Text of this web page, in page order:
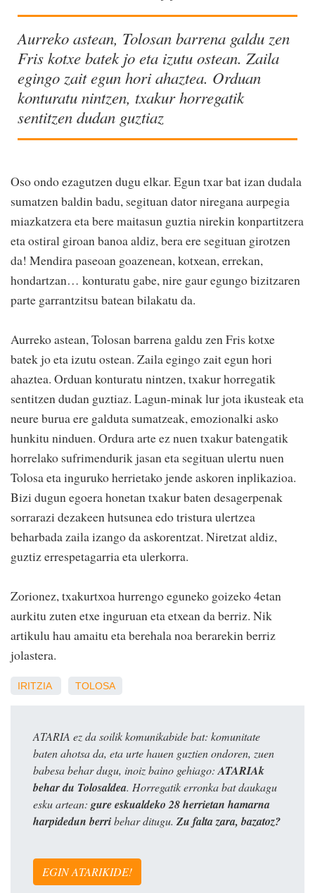
Aurreko astean, Tolosan barrena galdu zen
Fris kotxe batek jo eta izutu ostean. Zaila
egingo zait egun hori ahaztea. Orduan
konturatu nintzen, txakur horregatik
sentitzen dudan guztiaz
Oso ondo ezagutzen dugu elkar. Egun txar bat izan dudala
sumatzen baldin badu, segituan dator niregana aurpegia
miazkatzera eta bere maitasun guztia nirekin konpartitzera
eta ostiral giroan banoa aldiz, bera ere segituan girotzen
da! Mendira paseoan goazenean, kotxean, errekan,
hondartzan… konturatu gabe, nire gaur egungo bizitzaren
parte garrantzitsu batean bilakatu da.
Aurreko astean, Tolosan barrena galdu zen Fris kotxe
batek jo eta izutu ostean. Zaila egingo zait egun hori
ahaztea. Orduan konturatu nintzen, txakur horregatik
sentitzen dudan guztiaz. Lagun-minak lur jota ikusteak eta
neure burua ere galduta sumatzeak, emozionalki asko
hunkitu ninduen. Ordura arte ez nuen txakur batengatik
horrelako sufrimendurik jasan eta segituan ulertu nuen
Tolosa eta inguruko herrietako jende askoren inplikazioa.
Bizi dugun egoera honetan txakur baten desagerpenak
sorrarazi dezakeen hutsunea edo tristura ulertzea
beharbada zaila izango da askorentzat. Niretzat aldiz,
guztiz errespetagarria eta ulerkorra.
Zorionez, txakurtxoa hurrengo eguneko goizeko 4etan
aurkitu zuten etxe inguruan eta etxean da berriz. Nik
artikulu hau amaitu eta berehala noa berarekin berriz
jolastera.
IRITZIA TOLOSA
ATARIA ez da soilik komunikabide bat: komunitate
baten ahotsa da, eta urte hauen guztien ondoren, zuen
babesa behar dugu, inoiz baino gehiago: ATARIAk
behar du Tolosaldea. Horregatik erronka bat daukagu
esku artean: gure eskualdeko 28 herrietan hamarna
harpidedun berribehar ditugu. Zu falta zara, bazatoz?
EGIN ATARIKIDE!